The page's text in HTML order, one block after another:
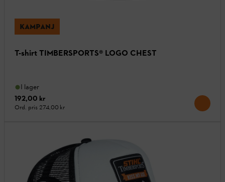
KAMPANJ
T-shirt TIMBERSPORTS® LOGO CHEST
I lager
192,00 kr
Ord. pris 274,00 kr